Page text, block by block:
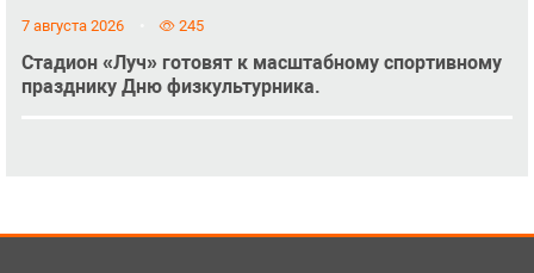
7 августа 2026 245
Стадион «Луч» готовят к масштабному спортивному
празднику Дню физкультурника.